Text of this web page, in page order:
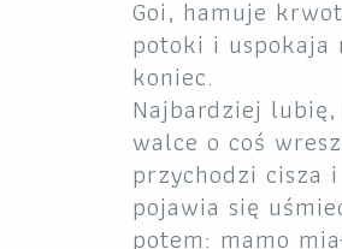
Goi, hamuje
potoki i uspokaja
koniec.
Najbardziej
walce o coś
przychodzi cisza
pojawia się
potem: mamo